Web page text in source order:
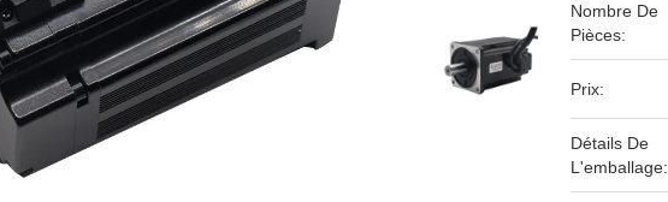
Nombre De
Pièces:
Prix:
Détails De
L'emballage: